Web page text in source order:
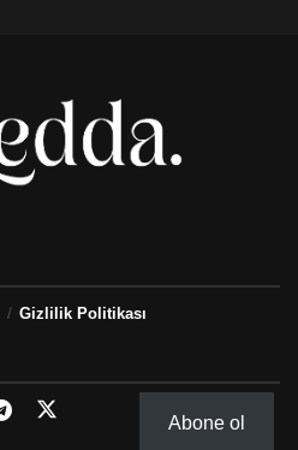
Gizlilik Politikası
Abone ol